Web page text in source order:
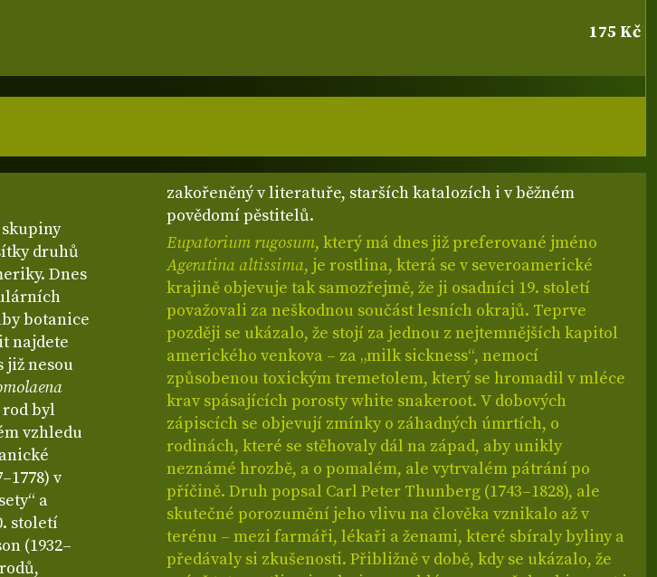
druhů
Dnes
botanice
najdete
již nesou
rod byl
vzhledu
v
a
století
(1932–
zakořeněný v literatuře, starších katalozích i v běžném
povědomí pěstitelů.
Eupatorium rugosum, který má dnes již preferované jméno
Ageratina altissima, je rostlina, která se v severoamerické
krajině objevuje tak samozřejmě, že ji osadníci 19. století
považovali za neškodnou součást lesních okrajů. Teprve
později se ukázalo, že stojí za jednou z nejtemnějších kapitol
amerického venkova – za „milk sickness“, nemocí
způsobenou toxickým tremetolem, který se hromadil v mléce
krav spásajících porosty white snakeroot. V dobových
zápiscích se objevují zmínky o záhadných úmrtích, o
rodinách, které se stěhovaly dál na západ, aby unikly
neznámé hrozbě, a o pomalém, ale vytrvalém pátrání po
příčině. Druh popsal Carl Peter Thunberg (1743–1828), ale
skutečné porozumění jeho vlivu na člověka vznikalo až v
terénu – mezi farmáři, lékaři a ženami, které sbíraly byliny a
předávaly si zkušenosti. Přibližně v době, kdy se ukázalo, že
175 Kč